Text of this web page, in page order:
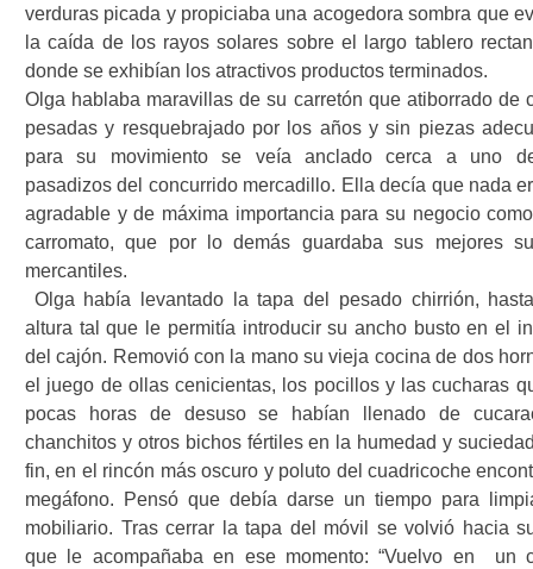
verduras picada y propiciaba una acogedora sombra que
la caída de los rayos solares sobre el largo tablero
donde se exhibían los atractivos productos terminados.
Olga hablaba maravillas de su carretón que atiborrado de
pesadas y resquebrajado por los años y sin piezas
para su movimiento se veía anclado cerca a uno
pasadizos del concurrido mercadillo. Ella decía que nada
agradable y de máxima importancia para su negocio
carromato, que por lo demás guardaba sus mejores
mercantiles.
Olga había levantado la tapa del pesado chirrión,
altura tal que le permitía introducir su ancho busto en el
del cajón. Removió con la mano su vieja cocina de dos
el juego de ollas cenicientas, los pocillos y las cucharas
pocas horas de desuso se habían llenado de
chanchitos y otros bichos fértiles en la humedad y
fin, en el rincón más oscuro y poluto del cuadricoche
megáfono. Pensó que debía darse un tiempo para
mobiliario. Tras cerrar la tapa del móvil se volvió hacia
que le acompañaba en ese momento: “Vuelvo en
un